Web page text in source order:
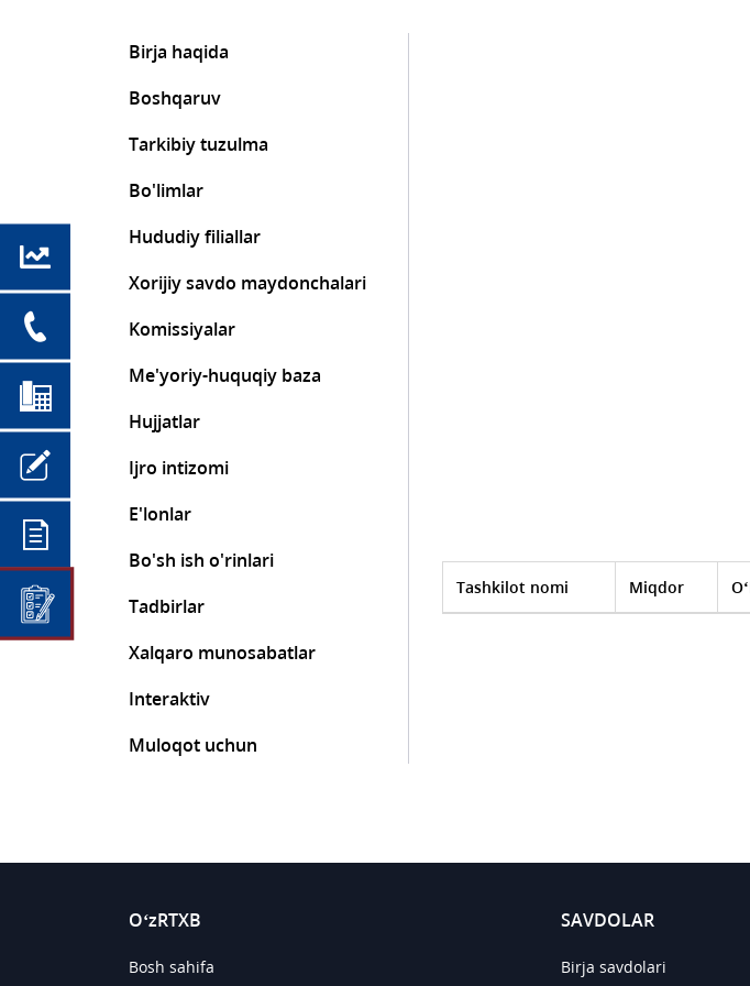
Birja haqida
Boshqaruv
Tarkibiy tuzulma
Bo'limlar
Hududiy filiallar
Xorijiy savdo maydonchalari
Komissiyalar
Me'yoriy-huquqiy baza
Hujjatlar
Ijro intizomi
E'lonlar
Bo'sh ish o'rinlari
Tadbirlar
Xalqaro munosabatlar
Interaktiv
Muloqot uchun
Tashkilot nomi Miqdor
O‘zRTXB
Bosh sahifa
SAVDOLAR
Birja savdolari